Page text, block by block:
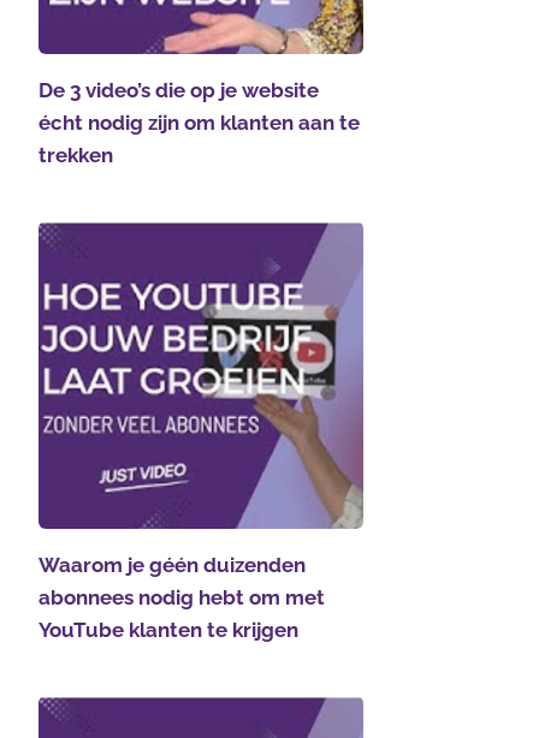
De 3 video’s die op je website
écht nodig zijn om klanten aan te
trekken
Waarom je géén duizenden
abonnees nodig hebt om met
YouTube klanten te krijgen